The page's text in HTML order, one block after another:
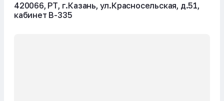
420066, РТ, г.Казань, ул.Красносельская, д.51,
кабинет В-335